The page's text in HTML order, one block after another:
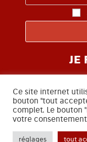
JE
Ce site internet
bouton "tout
complet. Le bouton
votre
réglages tout